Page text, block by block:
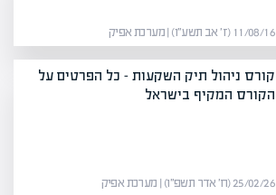
11/08/16 (ז׳ אב תשע״ו) | מערכת אפיק
קורס ניהול תיק השקעות – כל הפרטים על
הקורס המקיף בישראל
25/02/26 (ח׳ אדר תשפ״ו) | מערכת אפיק